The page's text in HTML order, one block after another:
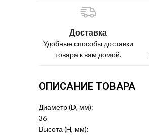
Доставка
Удобные способы доставки
товара к вам домой.
ОПИСАНИЕ ТОВАРА
Диаметр (D, мм):
36
Высота (H, мм):